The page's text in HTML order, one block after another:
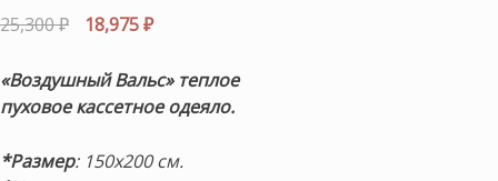
25,300₽
Первоначальная
составляла
25,300 ₽.
18,975₽Текущая
18,975 ₽.
«Воздушный Вальс» теплое
пуховое кассетное одеяло.
*Размер: 150х200 см.